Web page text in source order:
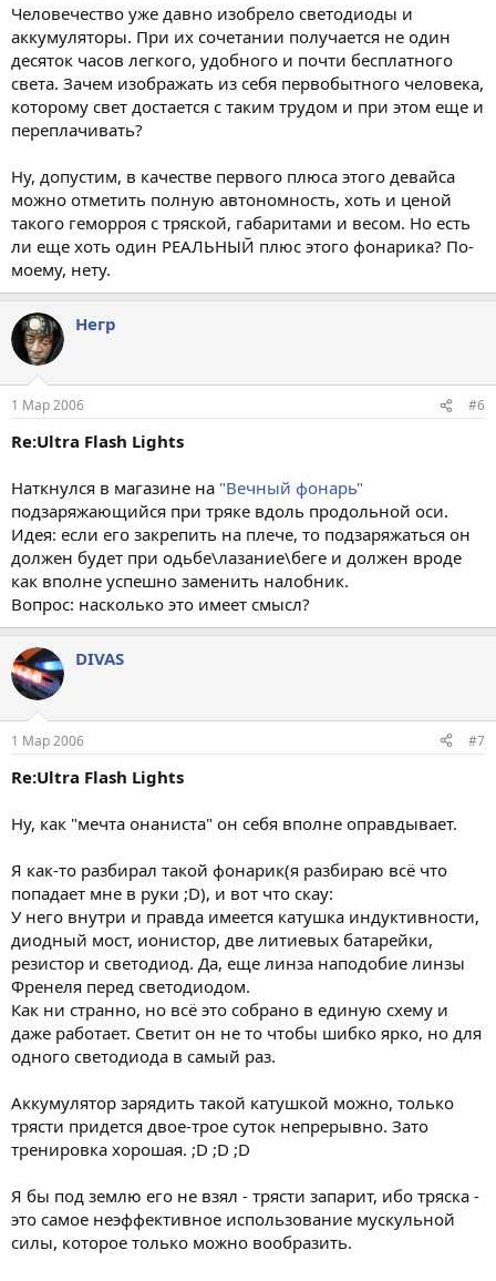
Человечество уже давно изобрело светодиоды и
аккумуляторы. При их сочетании получается не один
десяток часов легкого, удобного и почти бесплатного
света. Зачем изображать из себя первобытного человека,
которому свет достается с таким трудом и при этом еще и
переплачивать?
Ну, допустим, в качестве первого плюса этого девайса
можно отметить полную автономность, хоть и ценой
такого геморроя с тряской, габаритами и весом. Но есть
ли еще хоть один РЕАЛЬНЫЙ плюс этого фонарика? По-
моему, нету.
Негр
1 Мар 2006 #6
Re:Ultra Flash Lights
Наткнулся в магазине на "Вечный фонарь"
подзаряжающийся при тряке вдоль продольной оси.
Идея: если его закрепить на плече, то подзаряжаться он
должен будет при одьбе\лазание\беге и должен вроде
как вполне успешно заменить налобник.
Вопрос: насколько это имеет смысл?
DIVAS
1 Мар 2006 #7
Re:Ultra Flash Lights
Ну, как "мечта онаниста" он себя вполне оправдывает.
Я как-то разбирал такой фонарик(я разбираю всё что
попадает мне в руки ;D), и вот что скау:
У него внутри и правда имеется катушка индуктивности,
диодный мост, ионистор, две литиевых батарейки,
резистор и светодиод. Да, еще линза наподобие линзы
Френеля перед светодиодом.
Как ни странно, но всё это собрано в единую схему и
даже работает. Светит он не то чтобы шибко ярко, но для
одного светодиода в самый раз.
Аккумулятор зарядить такой катушкой можно, только
трясти придется двое-трое суток непрерывно. Зато
тренировка хорошая. ;D ;D ;D
Я бы под землю его не взял - трясти запарит, ибо тряска -
это самое неэффективное использование мускульной
силы, которое только можно вообразить.